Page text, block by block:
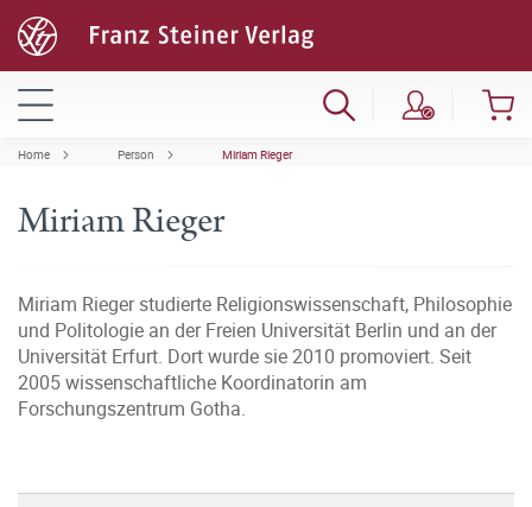
Home Person Miriam Rieger
Miriam Rieger
Miriam Rieger studierte Religionswissenschaft, Philosophie
und Politologie an der Freien Universität Berlin und an der
Universität Erfurt. Dort wurde sie 2010 promoviert. Seit
2005 wissenschaftliche Koordinatorin am
Forschungszentrum Gotha.